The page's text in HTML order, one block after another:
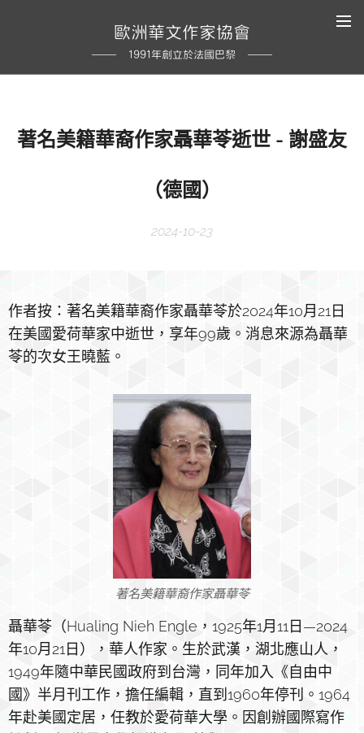
歐洲華文作家協會
1991年創立於法國巴黎
著名美籍華裔作家聶華苓逝世 - 謝盛友
（德國）
2024-10-23
作者按：著名美籍華裔作家聶華苓於2024年10月21日
在美國愛荷華家中逝世，享年99歲。消息來源為聶華
苓的次女王曉藍。
著名美籍華裔作家聶華苓
聶華苓（Hualing Nieh Engle，1925年1月11日—2024
年10月21日），華人作家。生於武漢，湖北應山人，
1949年隨中華民國政府到台灣，同年加入《自由中
國》半月刊工作，擔任編輯，直到1960年停刊。1964
年赴美國定居，任教於愛荷華大學。因創辦國際寫作